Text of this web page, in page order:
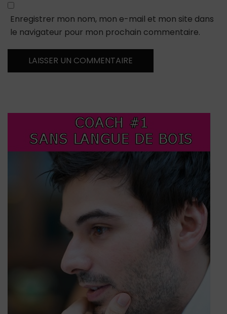
Enregistrer mon nom, mon e-mail et mon site dans
le navigateur pour mon prochain commentaire.